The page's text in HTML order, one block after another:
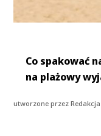
Co spakować
na plażowy
utworzone przezRedakcja